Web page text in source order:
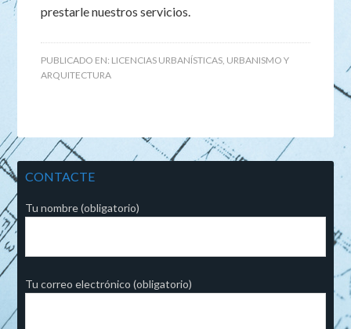
prestarle nuestros servicios.
PUBLICADO EN: LICENCIAS URBANÍSTICAS, URBANISMO Y
ARQUITECTURA
CONTACTE
Tu nombre (obligatorio)
Tu correo electrónico (obligatorio)